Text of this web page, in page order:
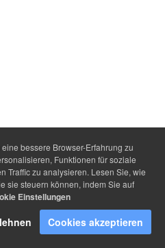
bessere Browser-Erfahrung zu
Funktionen für soziale
Traffic zu analysieren. Lesen Sie, wie
sie steuern können, indem Sie auf
Einstellungen
Cookies akzeptieren